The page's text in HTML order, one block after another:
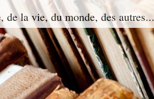
de la vie, du monde, des autres...